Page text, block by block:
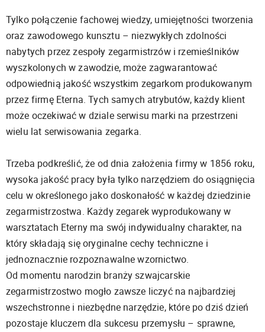
Tylko połączenie fachowej wiedzy, umiejętności tworzenia
oraz zawodowego kunsztu – niezwykłych zdolności
nabytych przez zespoły zegarmistrzów i rzemieślników
wyszkolonych w zawodzie, może zagwarantować
odpowiednią jakość wszystkim zegarkom produkowanym
przez firmę Eterna. Tych samych atrybutów, każdy klient
może oczekiwać w dziale serwisu marki na przestrzeni
wielu lat serwisowania zegarka.
Trzeba podkreślić, że od dnia założenia firmy w 1856 roku,
wysoka jakość pracy była tylko narzędziem do osiągnięcia
celu w określonego jako doskonałość w każdej dziedzinie
zegarmistrzostwa. Każdy zegarek wyprodukowany w
warsztatach Eterny ma swój indywidualny charakter, na
który składają się oryginalne cechy techniczne i
jednoznacznie rozpoznawalne wzornictwo.
Od momentu narodzin branży szwajcarskie
zegarmistrzostwo mogło zawsze liczyć na najbardziej
wszechstronne i niezbędne narzędzie, które po dziś dzień
pozostaje kluczem dla sukcesu przemysłu – sprawne,